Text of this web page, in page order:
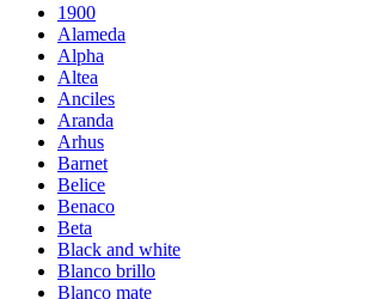
1900
Alameda
Alpha
Altea
Anciles
Aranda
Arhus
Barnet
Belice
Benaco
Beta
Black and white
Blanco brillo
Blanco mate